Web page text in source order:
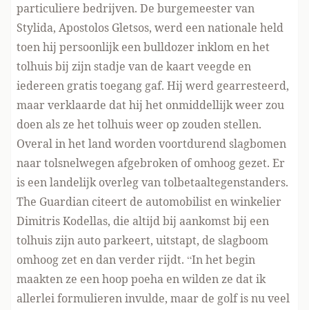
particuliere bedrijven. De burgemeester van
Stylida, Apostolos Gletsos, werd een nationale held
toen hij persoonlijk een bulldozer inklom en het
tolhuis bij zijn stadje van de kaart veegde en
iedereen gratis toegang gaf. Hij werd gearresteerd,
maar verklaarde dat hij het onmiddellijk weer zou
doen als ze het tolhuis weer op zouden stellen.
Overal in het land worden voortdurend slagbomen
naar tolsnelwegen afgebroken of omhoog gezet. Er
is een landelijk overleg van tolbetaaltegenstanders.
The Guardian citeert de automobilist en winkelier
Dimitris Kodellas, die altijd bij aankomst bij een
tolhuis zijn auto parkeert, uitstapt, de slagboom
omhoog zet en dan verder rijdt. “In het begin
maakten ze een hoop poeha en wilden ze dat ik
allerlei formulieren invulde, maar de golf is nu veel